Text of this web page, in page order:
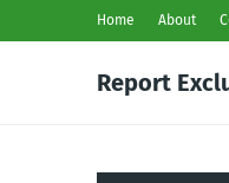
Home About
Report